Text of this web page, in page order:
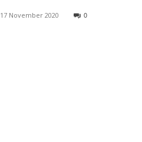
17 November 2020 0